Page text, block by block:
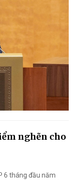
nghẽn cho
6 tháng đầu năm